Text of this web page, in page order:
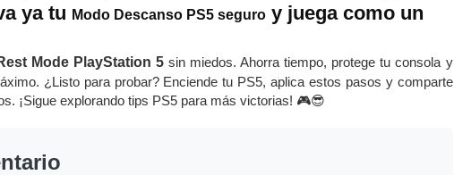
ya tu Modo Descanso PS5 seguroy juega como un
Mode PlayStation 5 sin miedos. Ahorra tiempo, protege tu consola y
¿Listo para probar? Enciende tu PS5, aplica estos pasos y comparte
¡Sigue explorando tips PS5 para más victorias! 🎮😎